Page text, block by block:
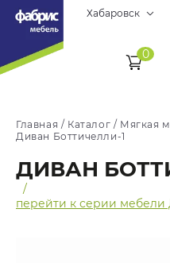
Хабаровск
0
Главная / Каталог / Мягкая
Диван Боттичелли-1
ДИВАН
/
перейти к серии